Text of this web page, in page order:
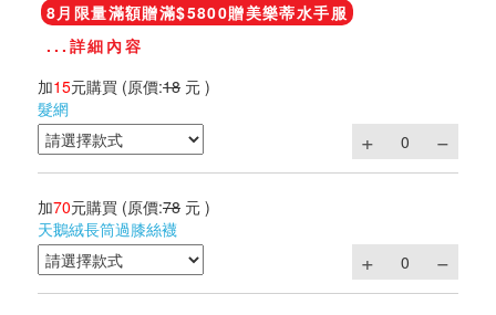
8月限量滿額贈滿$5800贈美樂蒂水手服
...詳細內容
加15元購買 (原價:18 元 )
髮網
加70元購買 (原價:78 元 )
天鵝絨長筒過膝絲襪